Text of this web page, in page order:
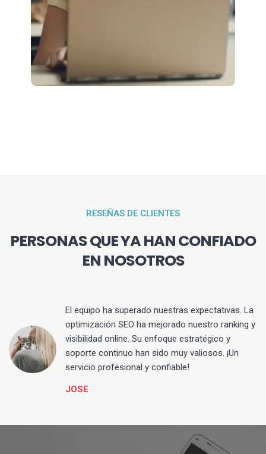
RESEÑAS DE CLIENTES
PERSONAS QUE YA HAN CONFIADO
EN NOSOTROS
El equipo ha superado nuestras expectativas. La
optimización SEO ha mejorado nuestro ranking y
visibilidad online. Su enfoque estratégico y
soporte continuo han sido muy valiosos. ¡Un
servicio profesional y confiable!
JOSE